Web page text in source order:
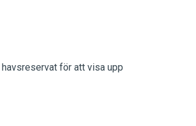
för att visa upp